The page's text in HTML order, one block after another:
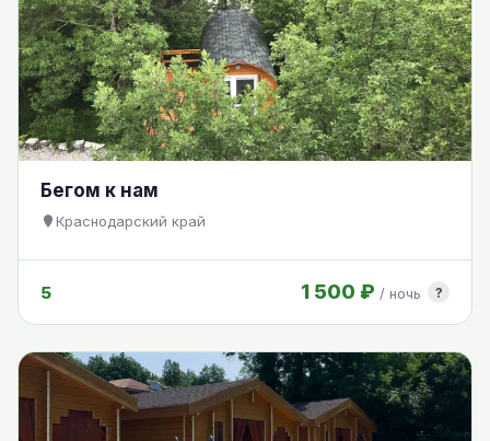
Бегом к нам
Краснодарский край
5 1 500 ₽ / ночь ?